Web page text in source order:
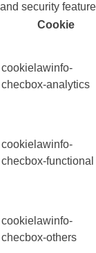
and security
Cookie
cookielawinfo-
checbox-analytics
cookielawinfo-
checbox-functional
cookielawinfo-
checbox-others